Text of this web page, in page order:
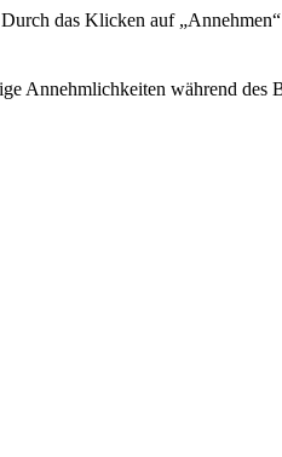
das Klicken auf
Annehmlichkeiten während des